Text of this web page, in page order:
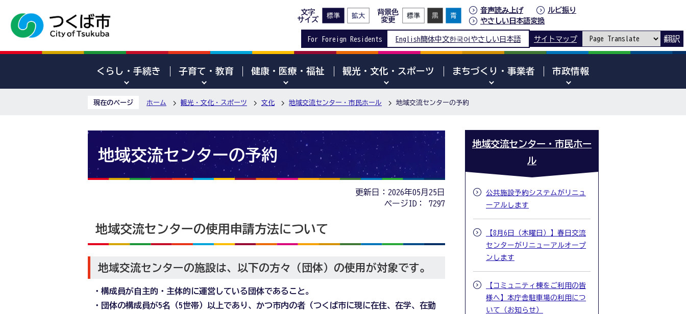
文字
サイズ
背景色
変更
音声読み上げ
ルビ振り
やさしい日本語変換
For Foreign Residents English簡体中文한국어 やさしい日本語 サイトマップ 翻訳
くらし・手続き 子育て・教育 健康・医療・福祉 観光・文化・スポーツ まちづくり・事業者 市政情報
現在のページ ホーム 観光・文化・スポーツ 文化 地域交流センター・市民ホール 地域交流センターの予約
地域交流センターの予約
更新日：2026年05月25日
ページID：
7297
地域交流センターの使用申請方法について
地域交流センターの施設は、以下の方々（団体）の使用が対象です。
・構成員が自主的・主体的に運営している団体であること。
・団体の構成員が5名（5世帯）以上であり、かつ市内の者（つくば市に現に在住、在学、在勤
地域交流センター・市民ホー
ル
公共施設予約システムがリニュ
ーアルします
【8月6日（木曜日）】春日交流
センターがリニューアルオープ
ンします
【コミュニティ棟をご利用の皆
様へ】本庁舎駐車場の利用につ
いて（お知らせ）